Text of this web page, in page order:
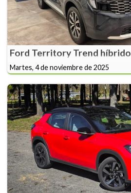
Ford Territory Trend híbrido
Martes, 4 de noviembre de 2025